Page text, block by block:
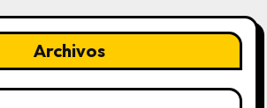
Archivos